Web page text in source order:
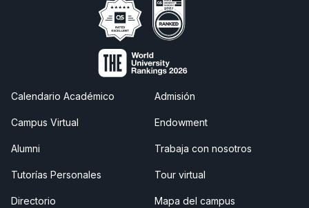
Calendario Académico
Campus Virtual
Alumni
Tutorías Personales
Directorio
Admisión
Endowment
Trabaja con nosotros
Tour virtual
Mapa del campus